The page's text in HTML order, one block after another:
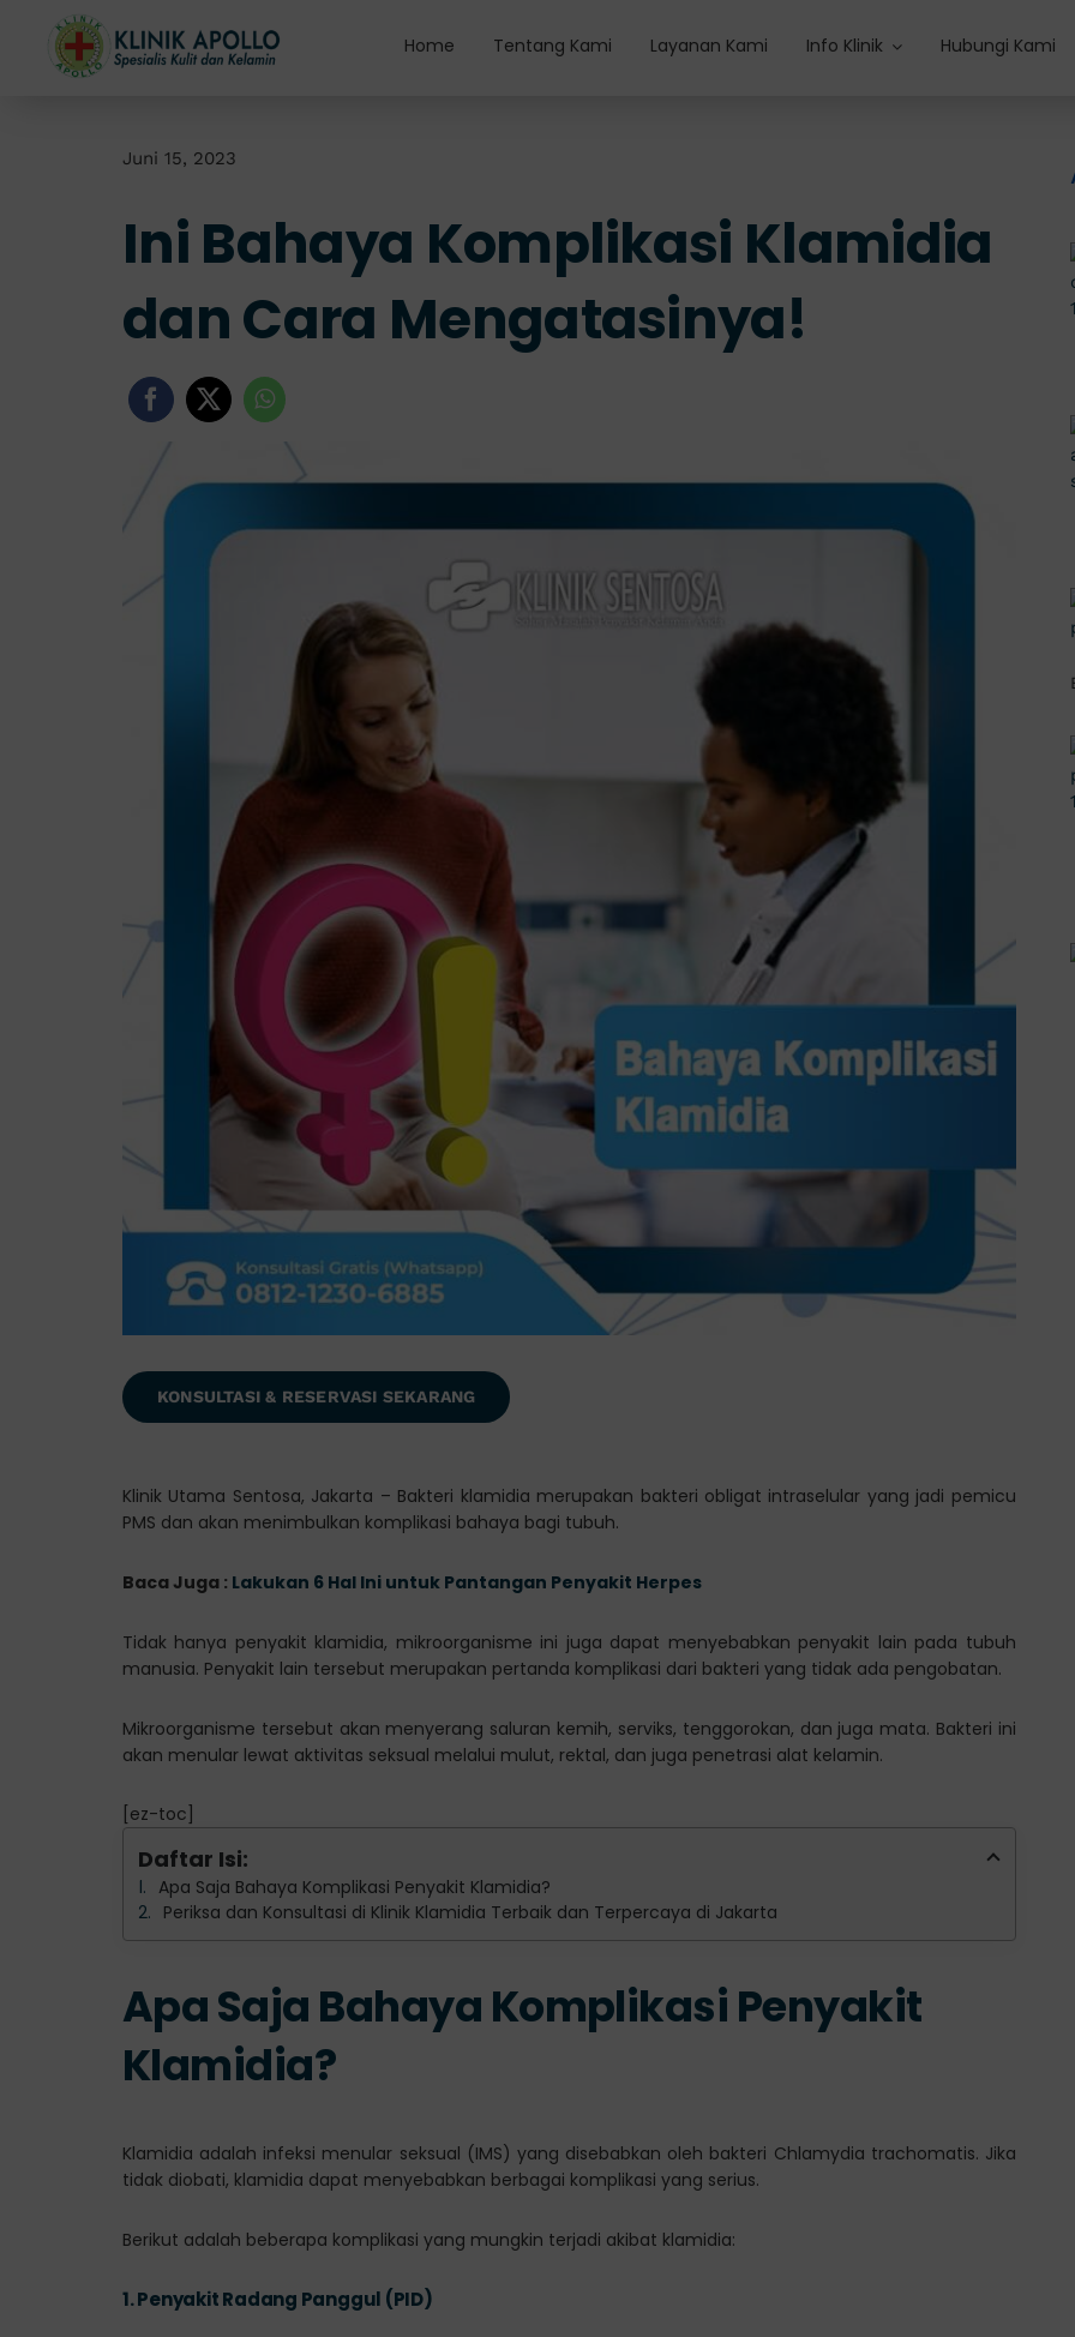
content
Home Tentang Kami Layanan Kami Info Klinik Hubungi Kami
Juni 15, 2023
Ini Bahaya Komplikasi Klamidia
dan Cara Mengatasinya!
KONSULTASI & RESERVASI SEKARANG
Klinik Utama Sentosa, Jakarta – Bakteri klamidia merupakan bakteri obligat intraselular yang jadi pemicu
PMS dan akan menimbulkan komplikasi bahaya bagi tubuh.
Baca Juga : Lakukan 6 Hal Ini untuk Pantangan Penyakit Herpes
Tidak hanya penyakit klamidia, mikroorganisme ini juga dapat menyebabkan penyakit lain pada tubuh
manusia. Penyakit lain tersebut merupakan pertanda komplikasi dari bakteri yang tidak ada pengobatan.
Mikroorganisme tersebut akan menyerang saluran kemih, serviks, tenggorokan, dan juga mata. Bakteri ini
akan menular lewat aktivitas seksual melalui mulut, rektal, dan juga penetrasi alat kelamin.
[ez-toc]
Daftar Isi:
Apa Saja Bahaya Komplikasi Penyakit Klamidia?
Periksa dan Konsultasi di Klinik Klamidia Terbaik dan Terpercaya di Jakarta
Apa Saja Bahaya Komplikasi Penyakit
Klamidia?
Klamidia adalah infeksi menular seksual (IMS) yang disebabkan oleh bakteri Chlamydia trachomatis. Jika
tidak diobati, klamidia dapat menyebabkan berbagai komplikasi yang serius.
Berikut adalah beberapa komplikasi yang mungkin terjadi akibat klamidia:
1.Penyakit Radang Panggul (PID)